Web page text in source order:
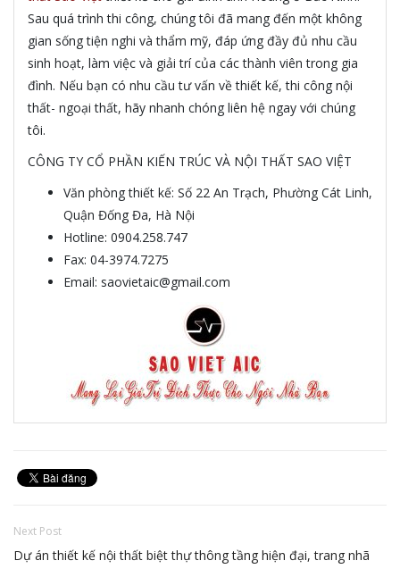
Sau quá trình thi công, chúng tôi đã mang đến một không
gian sống tiện nghi và thẩm mỹ, đáp ứng đầy đủ nhu cầu
sinh hoạt, làm việc và giải trí của các thành viên trong gia
đình. Nếu bạn có nhu cầu tư vấn về thiết kế, thi công nội
thất- ngoại thất, hãy nhanh chóng liên hệ ngay với chúng
tôi.
CÔNG TY CỔ PHẦN KIẾN TRÚC VÀ NỘI THẤT SAO VIỆT
Văn phòng thiết kế: Số 22 An Trạch, Phường Cát Linh,
Quận Đống Đa, Hà Nội
Hotline: 0904.258.747
Fax: 04-3974.7275
Email: saovietaic@gmail.com
Next Post
Dự án thiết kế nội thất biệt thự thông tầng hiện đại, trang nhã